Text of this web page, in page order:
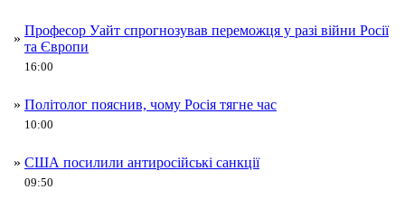
»
Професор Уайт спрогнозував переможця у разі війни Росії
та Європи
16:00
» Політолог пояснив, чому Росія тягне час
10:00
» США посилили антиросійські санкції
09:50